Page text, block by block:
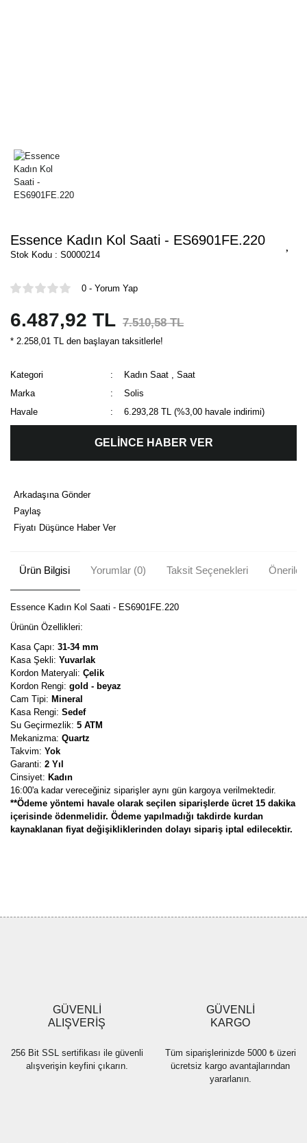
Essence Kadın Kol Saati - ES6901FE.220
Stok Kodu : S0000214
0 - Yorum Yap
6.487,92 TL 7.510,58 TL
* 2.258,01 TL den başlayan taksitlerle!
Kategori Kadın Saat ,Saat
Marka
Solis
Havale
6.293,28 TL (%3,00 havale indirimi)
GELİNCE HABER VER
Arkadaşına Gönder
Paylaş
Fiyatı Düşünce Haber Ver
Ürün Bilgisi Yorumlar (0) Taksit Seçenekleri
Essence Kadın Kol Saati - ES6901FE.220
Ürünün Özellikleri:
Kasa Çapı: 31-34 mm
Kasa Şekli: Yuvarlak
Kordon Materyali: Çelik
Kordon Rengi: gold - beyaz
Cam Tipi: Mineral
Kasa Rengi: Sedef
Su Geçirmezlik: 5 ATM
Mekanizma: Quartz
Takvim: Yok
Garanti: 2 Yıl
Cinsiyet: Kadın
16:00'a kadar vereceğiniz siparişler aynı gün kargoya verilmektedir.
**Ödeme yöntemi havale olarak seçilen siparişlerde ücret 15 dakika
içerisinde ödenmelidir. Ödeme yapılmadığı takdirde kurdan
kaynaklanan fiyat değişikliklerinden dolayı sipariş iptal edilecektir.
Ürün fiyatı diğer sitelerden daha pahalı.
Bu ürüne benzer farklı alternatifler olmalı.
GÜVENLİ
ALIŞVERİŞ
256 Bit SSL sertifikası ile güvenli
alışverişin keyfini çıkarın.
GÜVENLİ
KARGO
Tüm siparişlerinizde 5000 ₺ üzeri
ücretsiz kargo avantajlarından
yararlanın.